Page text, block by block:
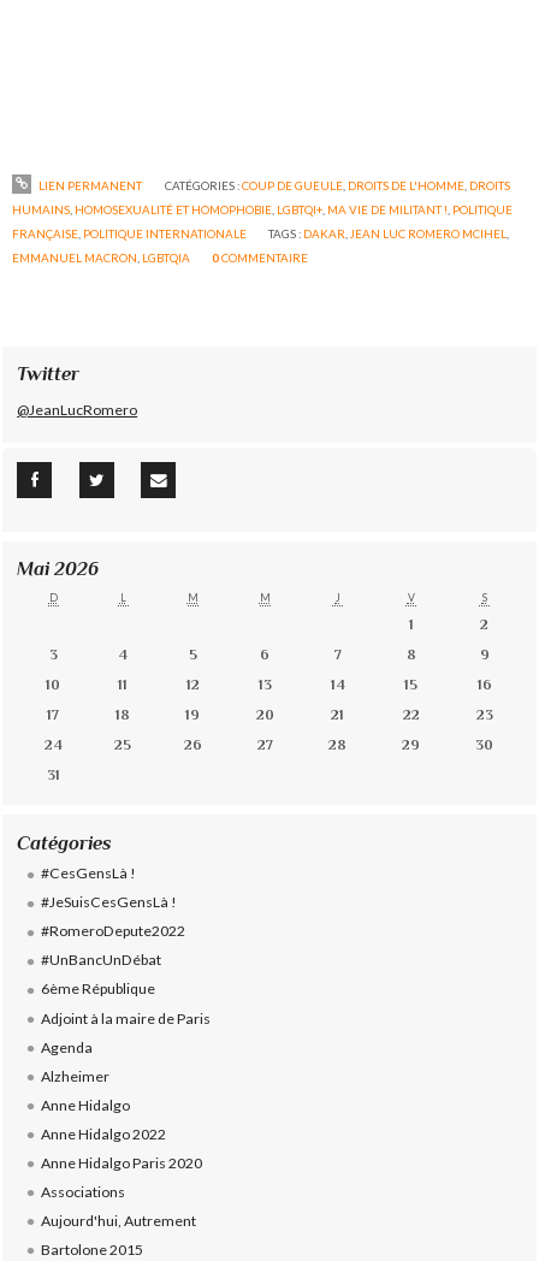
LIEN PERMANENT CATÉGORIES :COUP DE GUEULE, DROITS DE L'HOMME, DROITS
HUMAINS HOMOSEXUALITÉ ET HOMOPHOBIE LGBTQI+ MA VIE DE MILITANT ! POLITIQUE
FRANÇAISE POLITIQUE INTERNATIONALE TAGS : DAKAR JEAN LUC ROMERO MCIHEL
EMMANUEL MACRON LGBTQIA 0COMMENTAIRE
Twitter
@JeanLucRomero
Mai 2026
D L M M J V S
1
2
3
4 5 6 7 8
9
10
11 12 13 14 15
16
17
18 19 20 21 22
23
24
25 26 27 28 29
30
31
Catégories
#CesGensLà !
#JeSuisCesGensLà !
#RomeroDepute2022
#UnBancUnDébat
6ème République
Adjoint à la maire de Paris
Agenda
Alzheimer
Anne Hidalgo
Anne Hidalgo 2022
Anne Hidalgo Paris 2020
Associations
Aujourd'hui, Autrement
Bartolone 2015